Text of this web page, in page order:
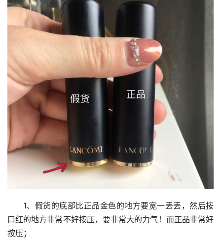
1、假货的底部比正品金色的地方要宽一丢丢，然后按
口红的地方非常不好按压，要非常大的力气！而正品非常好
按压；